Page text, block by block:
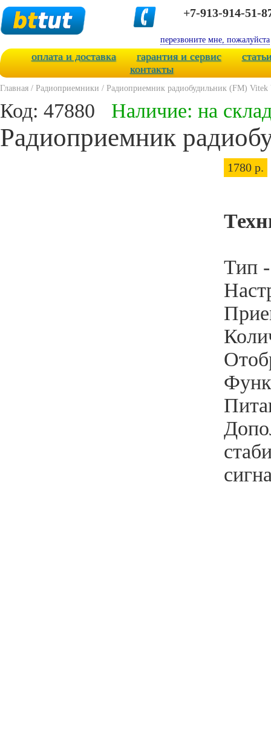
+7-913-914-51-
перезвоните мне, пожалуйста
оплата и доставка гарантия и сервис
контакты
Главная / Радиоприемники / Радиоприемник радиобудильник (FM) Vitek
Код: 47880 Наличие: на
Радиоприемник
1780 р.
Тип